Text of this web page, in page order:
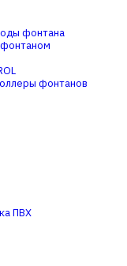
фонтана
фонтанов
ПВХ